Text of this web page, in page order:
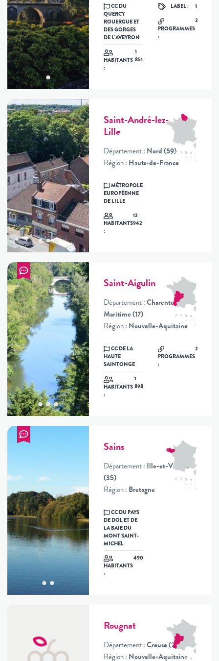
CC DU
QUERCY
ROUERGUE ET
DES GORGES
DE L'AVEYRON
HABITANTS
:
1
851
LABEL : 1
PROGRAMMES
:
2
Saint-André-lez-
Lille
Département : Nord (59)
Région : Hauts-de-France
MÉTROPOLE
EUROPÉENNE
DE LILLE
HABITANTS
:
12
942
Saint-Aigulin
Département :Charente-
Maritime (17)
Région : Nouvelle-Aquitaine
CC DE LA
HAUTE
SAINTONGE
HABITANTS
:
1
898
PROGRAMMES
:
2
Sains
Département : Ille-et-Vilaine
(35)
Région : Bretagne
CC DU PAYS
DE DOL ET DE
LA BAIE DU
MONT SAINT-
MICHEL
HABITANTS
:
490
Rougnat
Département :Creuse (23)
Région : Nouvelle-Aquitaine